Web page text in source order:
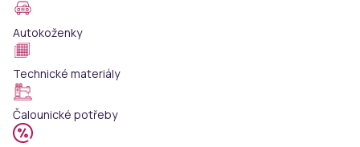
Autokoženky
Technické materiály
Čalounické potřeby